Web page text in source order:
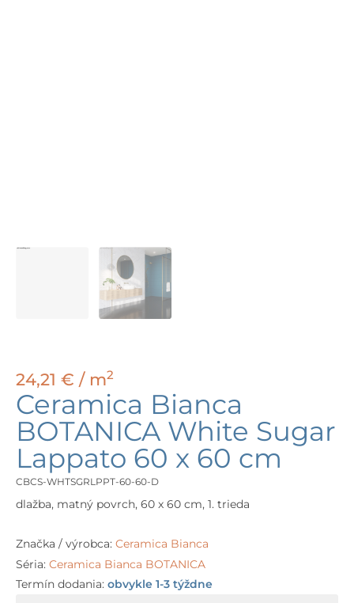
24,21 € / m2
Ceramica Bianca
BOTANICA White Sugar
Lappato 60 x 60 cm
CBCS-WHTSGRLPPT-60-60-D
dlažba, matný povrch, 60 x 60 cm, 1. trieda
Značka / výrobca: Ceramica Bianca
Séria: Ceramica Bianca BOTANICA
Termín dodania: obvykle 1-3 týždne